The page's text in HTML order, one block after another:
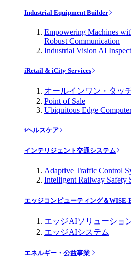
Industrial Equipment Builder
Empowering Machines
Robust Communication
Industrial Vision AI
iRetail & iCity Services
オールインワン・タッ
Point of Sale
Ubiquitous Edge
iヘルスケア
インテリジェント交通システム
Adaptive Traffic Control
Intelligent Railway Safety
エッジコンピューティング＆WISE-
エッジAIソリューショ
エッジAIシステム
エネルギー・公益事業